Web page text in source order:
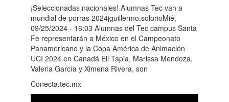
¡Seleccionadas nacionales! Alumnas Tec van a
mundial de porras 2024jguillermo.solorioMié,
09/25/2024 - 16:03 Alumnas del Tec campus Santa
Fe representarán a México en el Campeonato
Panamericano y la Copa América de Animación
UCI 2024 en Canadá Eli Tapia, Marissa Mendoza,
Valeria García y Ximena Rivera, son
Conecta.tec.mx